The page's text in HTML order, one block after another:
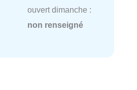
ouvert dimanche :
non renseigné